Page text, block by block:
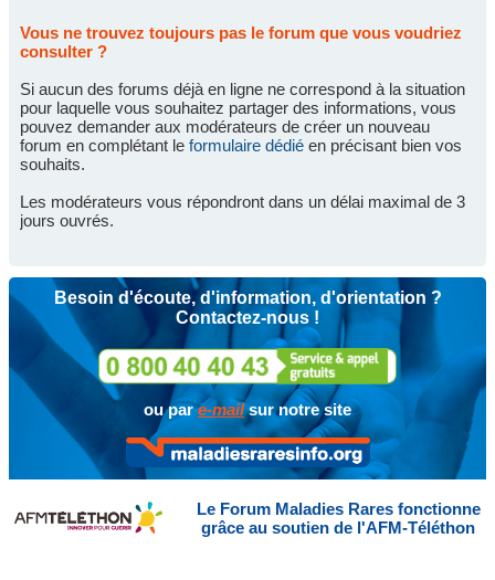
Vous ne trouvez toujours pas le forum que vous voudriez
consulter ?
Si aucun des forums déjà en ligne ne correspond à la situation
pour laquelle vous souhaitez partager des informations, vous
pouvez demander aux modérateurs de créer un nouveau
forum en complétant le formulaire dédié en précisant bien vos
souhaits.
Les modérateurs vous répondront dans un délai maximal de 3
jours ouvrés.
Besoin d'écoute, d'information, d'orientation ?
Contactez-nous !
ou pare-mailsur notre site
Le Forum Maladies Rares fonctionne
grâce au soutien de l'AFM-Téléthon